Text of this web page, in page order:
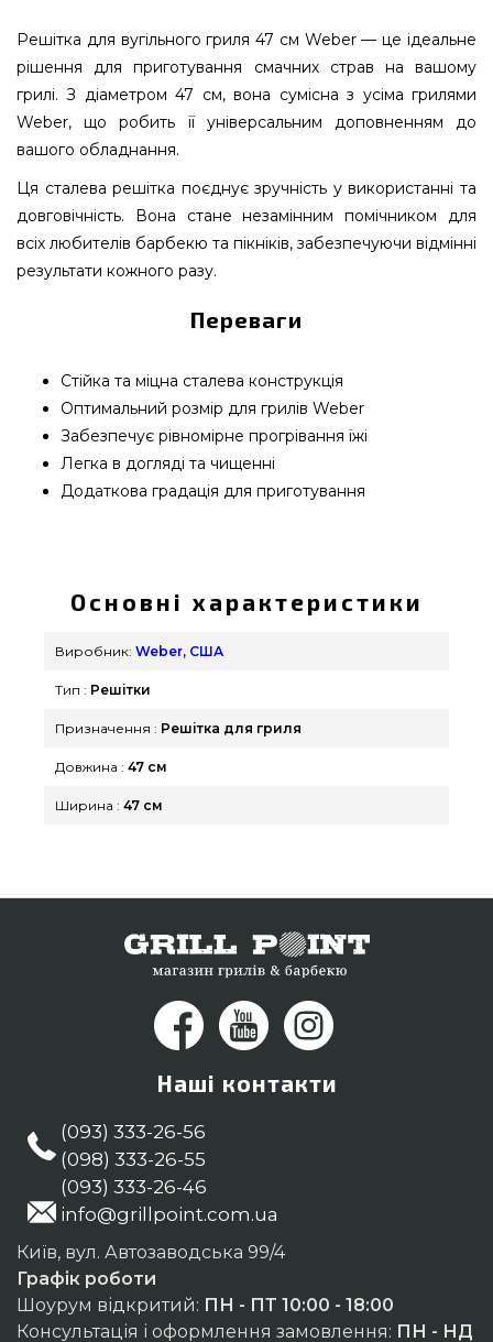
Решітка для вугільного гриля 47 см Weber — це ідеальне
рішення для приготування смачних страв на вашому
грилі. З діаметром 47 см, вона сумісна з усіма грилями
Weber, що робить її універсальним доповненням до
вашого обладнання.
Ця сталева решітка поєднує зручність у використанні та
довговічність. Вона стане незамінним помічником для
всіх любителів барбекю та пікніків, забезпечуючи відмінні
результати кожного разу.
Переваги
Стійка та міцна сталева конструкція
Оптимальний розмір для грилів Weber
Забезпечує рівномірне прогрівання їжі
Легка в догляді та чищенні
Додаткова градація для приготування
Weber, США за актуальною ціною всего 3 639
грн. в інтернет каталозі брендових грилів
grillpoint.com.ua Привабливі пропозиції на
Наберіть нашим консультантам за телефонним
номером (098) 333-26-55 и мы доставимо
Основні характеристики
Виробник: Weber, США
Тип : Решітки
Призначення : Решітка для гриля
Довжина : 47 см
Ширина : 47 см
Наші контакти
(093) 333-26-56
(098) 333-26-55
(093) 333-26-46
info@grillpoint.com.ua
Київ, вул. Автозаводська 99/4
Графік роботи
Шоурум відкритий: ПН - ПТ 10:00 - 18:00
Консультація і оформлення замовлення: ПН - НД